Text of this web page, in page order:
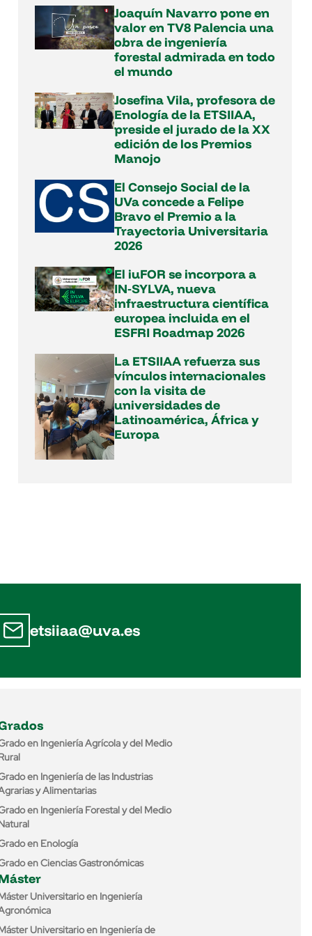
Joaquín Navarro pone en
valor en TV8 Palencia una
obra de ingeniería
forestal admirada en todo
el mundo
Josefina Vila, profesora de
Enología de la ETSIIAA,
preside el jurado de la XX
edición de los Premios
Manojo
El Consejo Social de la
UVa concede a Felipe
Bravo el Premio a la
Trayectoria Universitaria
2026
El iuFOR se incorpora a
IN‑SYLVA, nueva
infraestructura científica
europea incluida en el
ESFRI Roadmap 2026
La ETSIIAA refuerza sus
vínculos internacionales
con la visita de
universidades de
Latinoamérica, África y
Europa
etsiiaa@uva.es
en Ingeniería Agrícola y del Medio
en Ingeniería de las Industrias
y Alimentarias
en Ingeniería Forestal y del Medio
en Enología
en Ciencias Gastronómicas
Universitario en Ingeniería
Universitario en Ingeniería de